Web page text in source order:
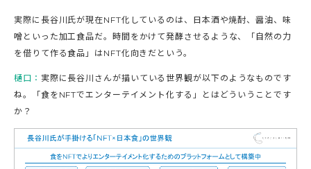
実際に長谷川氏が現在NFT化しているのは、日本酒や焼酎、醤油、味
噌といった加工食品だ。時間をかけて発酵させるような、「自然の力
を借りて作る食品」はNFT化向きだという。
樋口： 実際に長谷川さんが描いている世界観が以下のようなものです
ね。「食をNFTでエンターテイメント化する」とはどういうことです
か？